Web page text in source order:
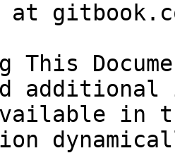
at
This
in